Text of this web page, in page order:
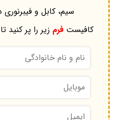
سیم، کابل و
کافیستفرم زیر را پر کنید